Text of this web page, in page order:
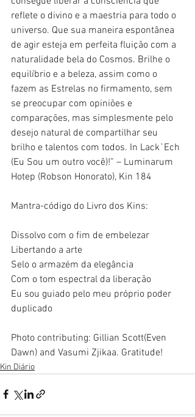
reflete o divino e a maestria para todo o
universo. Que sua maneira espontânea
de agir esteja em perfeita fluição com a
naturalidade bela do Cosmos. Brilhe o
equilíbrio e a beleza, assim como o
fazem as Estrelas no firmamento, sem
se preocupar com opiniões e
comparações, mas simplesmente pelo
desejo natural de compartilhar seu
brilho e talentos com todos. In Lack`Ech
(Eu Sou um outro você)!” – Luminarum
Hotep (Robson Honorato), Kin 184
Mantra-código do Livro dos Kins:
Dissolvo com o fim de embelezar
Libertando a arte
Selo o armazém da elegância
Com o tom espectral da liberação
Eu sou guiado pelo meu próprio poder
duplicado
Photo contributing: Gillian Scott(Even
Dawn) and Vasumi Zjikaa. Gratitude!
Kin Diário